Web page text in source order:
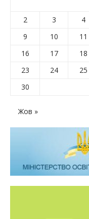
2
3 4
9
10 11
16
17 18
23
24 25
30
Жов »